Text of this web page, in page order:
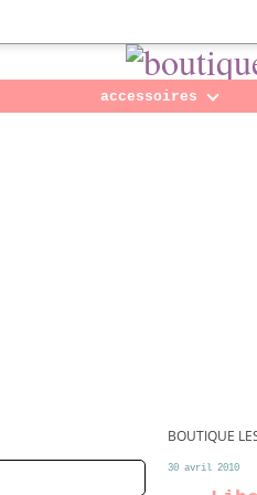
accessoires
BOUTIQUE
30 avril 2010